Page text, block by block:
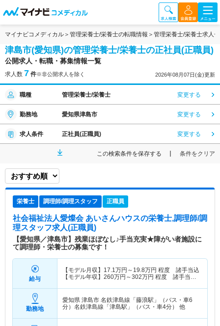
マイナビコメディカル 管理栄養士/栄養士の転職情報 管理栄養士/栄養士求人
津島市(愛知県)の管理栄養士/栄養士の正社員(正職員)
公開求人・転職・募集情報一覧
求人数 7 件※非公開求人を除く 2026年08月07日(金)更新
職種 管理栄養士/栄養士 変更する
勤務地 愛知県津島市 変更する
求人条件 正社員(正職員) 変更する
この検索条件を保存する 条件をクリア
栄養士 調理師/調理スタッフ 正職員
社会福祉法人愛燦会 あいさんハウスの栄養士,調理師/調
理スタッフ求人(正職員)
【愛知県／津島市】残業ほぼなし♪手当充実★障がい者施設に
て調理師・栄養士の募集です！
給与
【モデル月収】 17.1万円～ 19.8万円 程度 諸手当込
【モデル年収】 260万円～302万円 程度 諸手当・
勤務地
愛知県 津島市 名鉄津島線「藤浪駅」（バス・車6
分）名鉄津島線「津島駅」（バス・車4分） 他